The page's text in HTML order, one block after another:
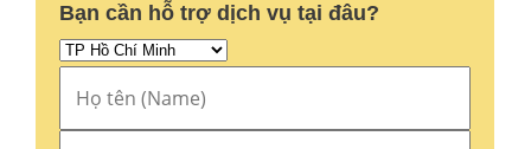
Bạn cần hỗ trợ dịch vụ tại đâu?